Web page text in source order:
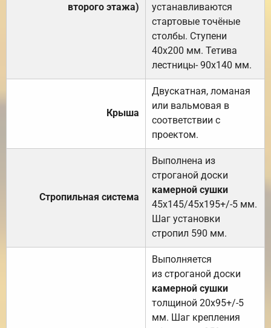
второго этажа)
устанавливаются
стартовые точёные
столбы. Ступени
40х200 мм. Тетива
лестницы- 90х140 мм.
Крыша
Двускатная, ломаная
или вальмовая в
соответствии с
проектом.
Стропильная система
Выполнена из
строганой доски
камерной сушки
45х145/45х195+/-5 мм.
Шаг установки
стропил 590 мм.
Выполняется
из строганой доски
камерной сушки
толщиной 20х95+/-5
мм. Шаг крепления